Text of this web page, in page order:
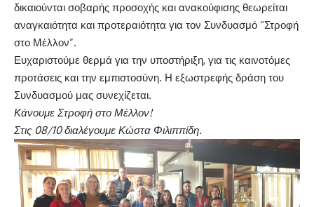
δικαιούνται σοβαρής προσοχής και ανακούφισης θεωρείται
αναγκαιότητα και προτεραιότητα για τον Συνδυασμό “Στροφή
στο Μέλλον”.
Ευχαριστούμε θερμά για την υποστήριξη, για τις καινοτόμες
προτάσεις και την εμπιστοσύνη. Η εξωστρεφής δράση του
Συνδυασμού μας συνεχίζεται.
Κάνουμε Στροφή στο Μέλλον!
Στις 08/10 διαλέγουμε Κώστα Φιλιππίδη.